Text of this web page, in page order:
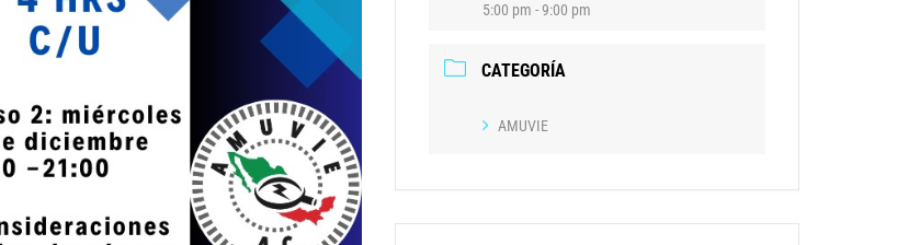
5:00 pm - 9:00 pm
CATEGORÍA
AMUVIE